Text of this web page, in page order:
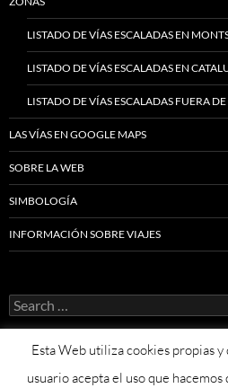
LISTADO DE VÍAS ESCALADAS EN
LISTADO DE VÍAS ESCALADAS EN
LISTADO DE VÍAS ESCALADAS FUERA
LAS VÍAS EN GOOGLE MAPS
SOBRE LA WEB
SIMBOLOGÍA
INFORMACIÓN SOBRE VIAJES
Search
for:
Proudly powered by WordPress
Esta Web utiliza cookies propias
usuario acepta el uso que hacemos